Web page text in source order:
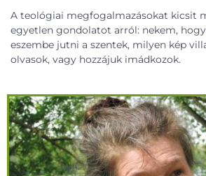
A teológiai megfogalmazásokat kicsit
egyetlen gondolatot arról: nekem,
eszembe jutni a szentek, milyen kép
olvasok, vagy hozzájuk imádkozok.